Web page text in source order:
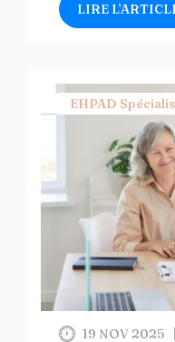
LIRE
EHPAD
19 NOV 2025